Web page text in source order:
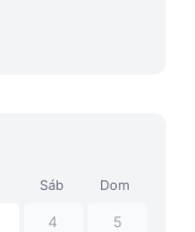
Sáb Dom
4 5